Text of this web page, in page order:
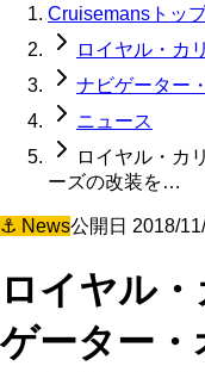
Cruisemansトッ
ロイヤル・カ
ナビゲーター
ニュース
ロイヤル・カ
ーズの改装を…
⚓ News公開日 2018/
ロイヤル
ゲーター